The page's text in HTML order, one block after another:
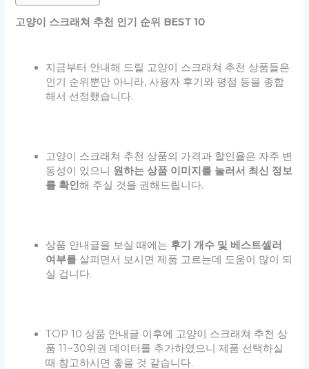
고양이 스크래쳐 추천 인기 순위 BEST 10
지금부터 안내해 드릴 고양이 스크래쳐 추천 상품들은
인기 순위뿐만 아니라, 사용자 후기와 평점 등을 종합
해서 선정했습니다.
고양이 스크래쳐 추천 상품의 가격과 할인율은 자주 변
동성이 있으니 원하는 상품 이미지를 눌러서 최신 정보
를 확인해 주실 것을 권해드립니다.
상품 안내글을 보실 때에는 후기 개수 및 베스트셀러
여부를 살피면서 보시면 제품 고르는데 도움이 많이 되
실 겁니다.
TOP 10 상품 안내글 이후에 고양이 스크래쳐 추천 상
품 11~30위권 데이터를 추가하였으니 제품 선택하실
때 참고하시면 좋을 것 같습니다.